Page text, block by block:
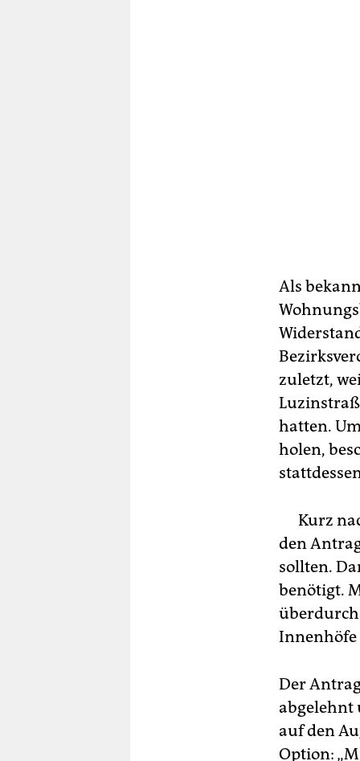
Als
zuletzt,
hatten.
holen,
Kurz
den
sollten.
benötigt.
Innenhöfe
Der
abgelehnt
auf den
Option: